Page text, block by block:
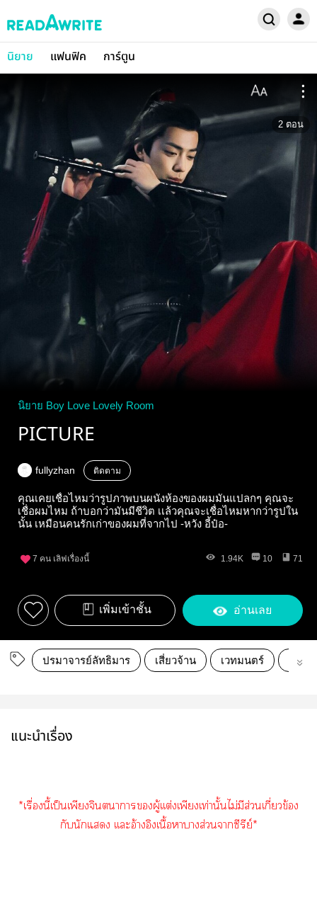
นิยาย แฟนฟิค การ์ตูน
2 ตอน
นิยาย Boy Love Lovely Room
PICTURE
fullyzhan ติดตาม
คุณเคยเชื่อไหมว่ารูปภาพบนผนังห้องของผมมันแปลกๆ คุณจะ
เชื่อผมไหม ถ้าบอกว่ามันมีชีวิต เเล้วคุณจะเชื่อไหมหากว่ารูปใน
นั้น เหมือนคนรักเก่าของผมที่จากไป -หวัง อี้ป๋อ-
7 คน เลิฟเรื่องนี้ 1.94K 10 71
เพิ่มเข้าชั้น อ่านเลย
ปรมาจารย์ลัทธิมาร เสี่ยวจ้าน เวทมนตร์ เว่ยอู่
แนะนำเรื่อง
*เรื่องนี้เป็นเพียงจินตนาการผู้เเต่งเพียงเท่านั้นไม่มีส่วนเกี่ยวข้อง
กับนักแ เเะอ้างอิงเนื้อาางส่วนาซีรีย์*